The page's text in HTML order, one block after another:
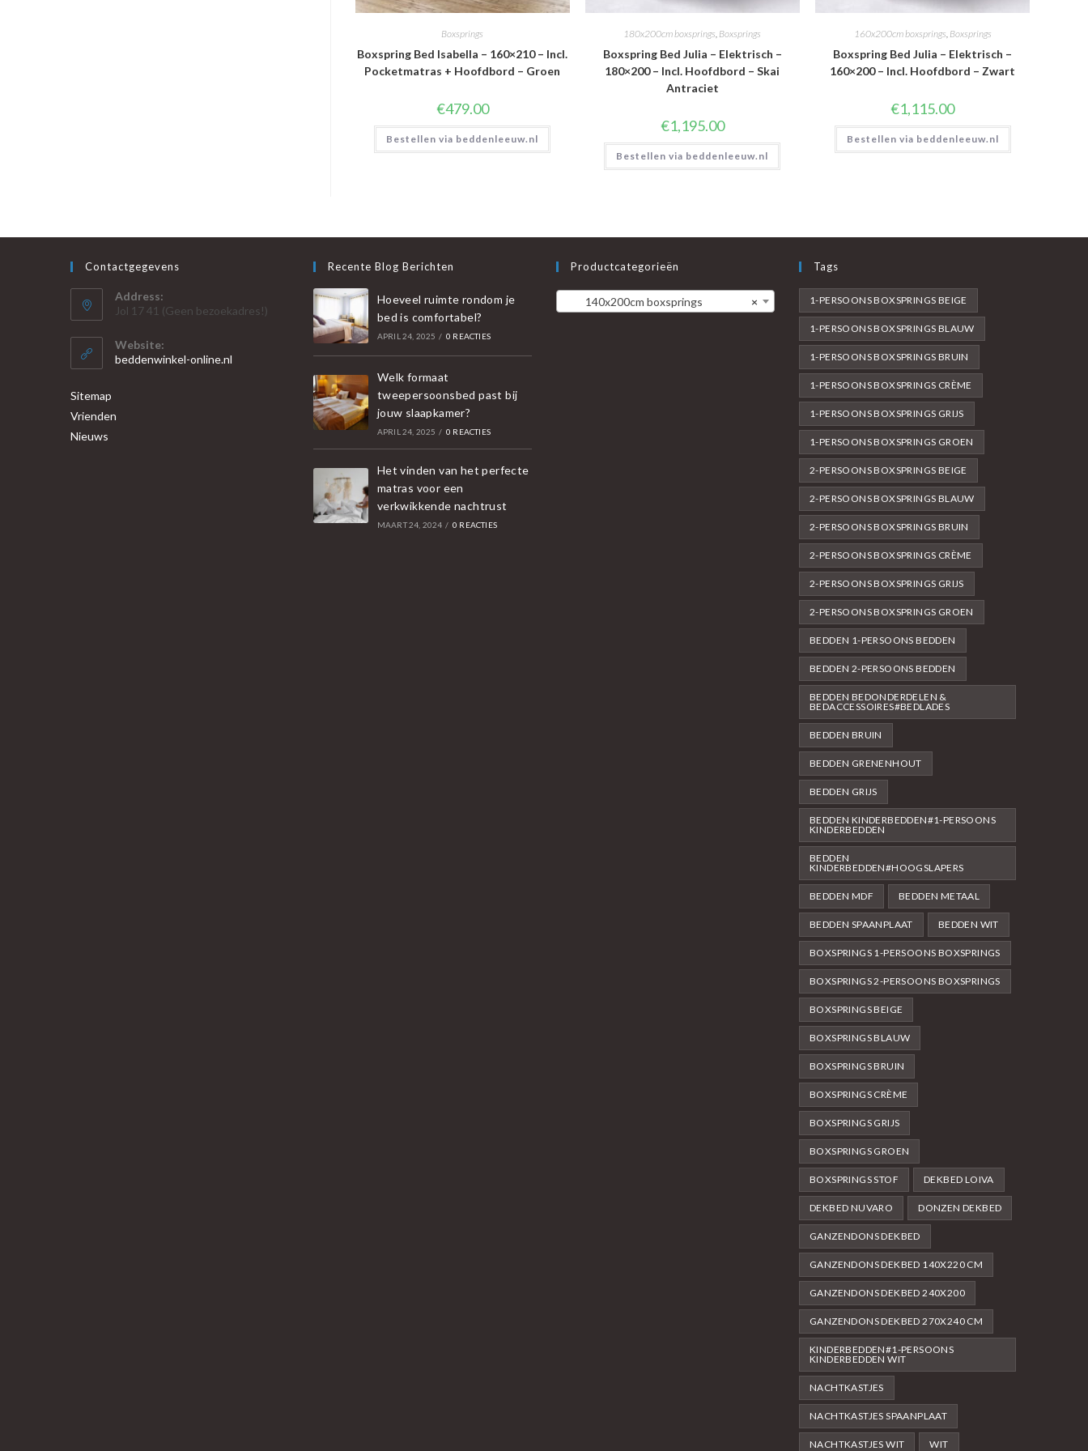
Boxsprings
Boxspring Bed Isabella – 160×210 – Incl.
Pocketmatras + Hoofdbord – Groen
€479.00
Bestellen via beddenleeuw.nl
180x200cm boxsprings, Boxsprings
Boxspring Bed Julia – Elektrisch –
180×200 – Incl. Hoofdbord – Skai
Antraciet
€1,195.00
Bestellen via beddenleeuw.nl
160x200cm boxsprings, Boxsprings
Boxspring Bed Julia – Elektrisch –
160×200 – Incl. Hoofdbord – Zwart
€1,115.00
Bestellen via beddenleeuw.nl
Contactgegevens
Address:
Jol 17 41 (Geen bezoekadres!)
Website:
beddenwinkel-online.nl
Sitemap
Vrienden
Nieuws
Recente Blog Berichten
Hoeveel ruimte rondom je
bed is comfortabel?
APRIL 24, 2025 / 0 REACTIES
Welk formaat
tweepersoonsbed past bij
jouw slaapkamer?
APRIL 24, 2025 / 0 REACTIES
Het vinden van het perfecte
matras voor een
verkwikkende nachtrust
MAART 24, 2024 / 0 REACTIES
Productcategorieën
×
140x200cm boxsprings
Tags
1-PERSOONS BOXSPRINGS BEIGE
1-PERSOONS BOXSPRINGS BLAUW
1-PERSOONS BOXSPRINGS BRUIN
1-PERSOONS BOXSPRINGS CRÈME
1-PERSOONS BOXSPRINGS GRIJS
1-PERSOONS BOXSPRINGS GROEN
2-PERSOONS BOXSPRINGS BEIGE
2-PERSOONS BOXSPRINGS BLAUW
2-PERSOONS BOXSPRINGS BRUIN
2-PERSOONS BOXSPRINGS CRÈME
2-PERSOONS BOXSPRINGS GRIJS
2-PERSOONS BOXSPRINGS GROEN
BEDDEN 1-PERSOONS BEDDEN
BEDDEN 2-PERSOONS BEDDEN
BEDDEN BEDONDERDELEN &
BEDACCESSOIRES#BEDLADES
BEDDEN BRUIN
BEDDEN GRENENHOUT
BEDDEN GRIJS
BEDDEN KINDERBEDDEN#1-PERSOONS
KINDERBEDDEN
BEDDEN
KINDERBEDDEN#HOOGSLAPERS
BEDDEN MDF BEDDEN METAAL
BEDDEN SPAANPLAAT BEDDEN WIT
BOXSPRINGS 1-PERSOONS BOXSPRINGS
BOXSPRINGS 2-PERSOONS BOXSPRINGS
BOXSPRINGS BEIGE
BOXSPRINGS BLAUW
BOXSPRINGS BRUIN
BOXSPRINGS CRÈME
BOXSPRINGS GRIJS
BOXSPRINGS GROEN
BOXSPRINGS STOF DEKBED LOIVA
DEKBED NUVARO DONZEN DEKBED
GANZENDONS DEKBED
GANZENDONS DEKBED 140X220 CM
GANZENDONS DEKBED 240X200
GANZENDONS DEKBED 270X240 CM
KINDERBEDDEN#1-PERSOONS
KINDERBEDDEN WIT
NACHTKASTJES
NACHTKASTJES SPAANPLAAT
NACHTKASTJES WIT WIT